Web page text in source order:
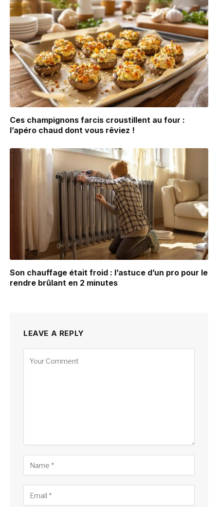
Ces champignons farcis croustillent au four :
l’apéro chaud dont vous rêviez !
Son chauffage était froid : l’astuce d’un pro pour le
rendre brûlant en 2 minutes
LEAVE A REPLY